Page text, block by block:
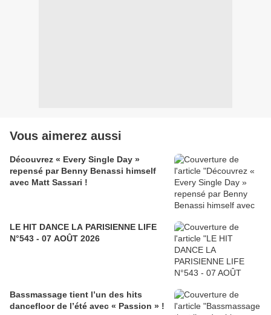
Vous aimerez aussi
Découvrez « Every Single Day »
repensé par Benny Benassi himself
avec Matt Sassari !
LE HIT DANCE LA PARISIENNE LIFE
N°543 - 07 AOÛT 2026
Bassmassage tient l’un des hits
dancefloor de l’été avec « Passion » !